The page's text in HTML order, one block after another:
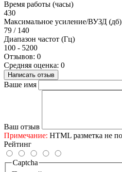
Время работы (часы)
430
Максимальное усиление/ВУЗД (дб)
79 / 140
Диапазон частот (Гц)
100 - 5200
Отзывов: 0
Средняя оценка: 0
Написать отзыв
Ваше имя
Ваш отзыв
Примечание: HTML разметка не
Рейтинг
Captcha